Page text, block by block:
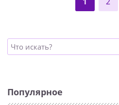
Популярное